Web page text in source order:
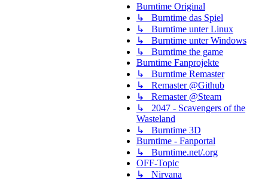
Burntime Original
↳ Burntime das Spiel
↳ Burntime unter Linux
↳ Burntime unter Windows
↳ Burntime the game
Burntime Fanprojekte
↳ Burntime Remaster
↳ Remaster @Github
↳ Remaster @Steam
↳ 2047 - Scavengers of the
Wasteland
↳ Burntime 3D
Burntime - Fanportal
↳ Burntime.net/.org
OFF-Topic
↳ Nirvana